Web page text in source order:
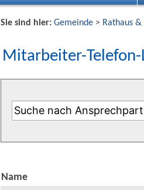
Sie sind hier: Gemeinde> Rathaus &
Mitarbeiter-Telefon-
Name